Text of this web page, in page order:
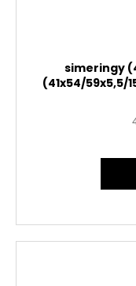
simeringy
(41x54/59x5,5/